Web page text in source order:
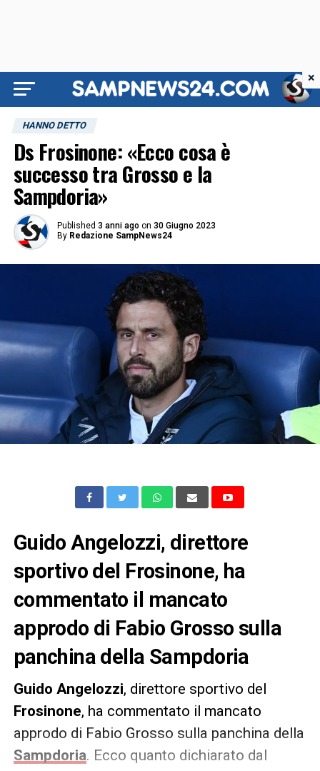
HANNO DETTO
Ds Frosinone: «Ecco cosa è
successo tra Grosso e la
Sampdoria»
Published 3 anni ago on 30 Giugno 2023
By Redazione SampNews24
Guido Angelozzi, direttore
sportivo del Frosinone, ha
commentato il mancato
approdo di Fabio Grosso sulla
panchina della Sampdoria
Guido Angelozzi, direttore sportivo del
Frosinone, ha commentato il mancato
approdo di Fabio Grosso sulla panchina della
Sampdoria. Ecco quanto dichiarato dal
×